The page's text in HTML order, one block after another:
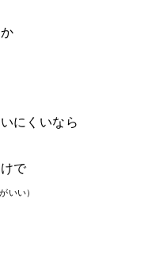
にくいなら
で
いい）